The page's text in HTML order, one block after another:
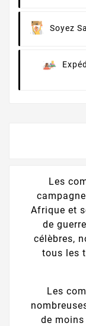
Soyez
Les
Afrique et
de
célèbres,
tous les
Les
de